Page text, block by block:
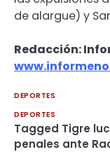
de alargue) y
Redacción:
DEPORTES
DEPORTES
Tagged Tigre
penales ante